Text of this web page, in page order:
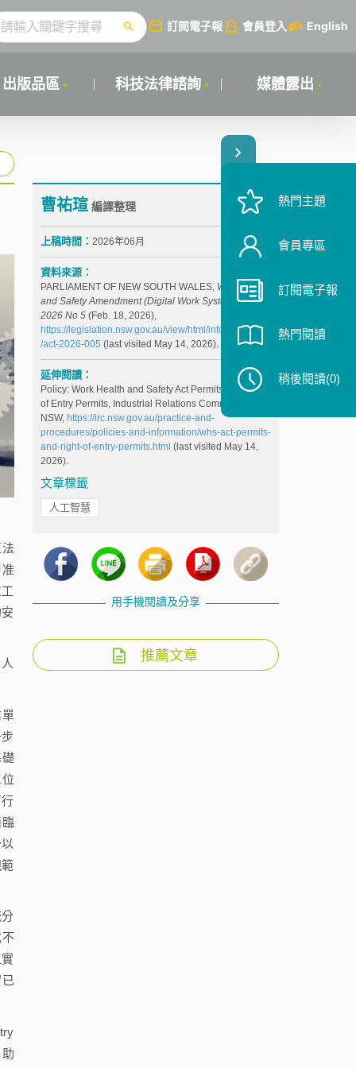
訂閱電子報 會員登入 English
出版品區 科技法律諮詢 媒體露出
曹祐瑄編譯整理
上稿時間： 2026年06月
資料來源：
PARLIAMENT OF NEW SOUTH WALES, Work Health
and Safety Amendment (Digital Work Systems) Act
2026 No 5(Feb. 18, 2026),
https://legislation.nsw.gov.au/view/html/inforce/current
/act-2026-005 (last visited May 14, 2026).
延伸閱讀：
Policy: Work Health and Safety Act Permits and Right
of Entry Permits, Industrial Relations Commission of
NSW, https://irc.nsw.gov.au/practice-and-
procedures/policies-and-information/whs-act-permits-
and-right-of-entry-permits.html (last visited May 14,
2026).
文章標籤
人工智慧
用手機閱讀及分享
推薦文章
熱門主題
會員專區
訂閱電子報
熱門閱讀
稍後閱讀(0)